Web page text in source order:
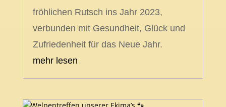
fröhlichen Rutsch ins Jahr 2023,
verbunden mit Gesundheit, Glück und
Zufriedenheit für das Neue Jahr.
mehr lesen